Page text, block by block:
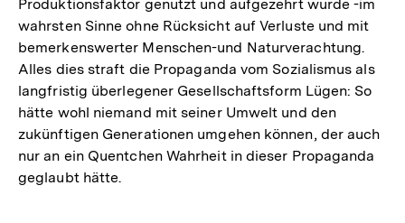
Produktionsfaktor genutzt und aufgezehrt wurde -im
wahrsten Sinne ohne Rücksicht auf Verluste und mit
bemerkenswerter Menschen-und Naturverachtung.
Alles dies straft die Propaganda vom Sozialismus als
langfristig überlegener Gesellschaftsform Lügen: So
hätte wohl niemand mit seiner Umwelt und den
zukünftigen Generationen umgehen können, der auch
nur an ein Quentchen Wahrheit in dieser Propaganda
geglaubt hätte.